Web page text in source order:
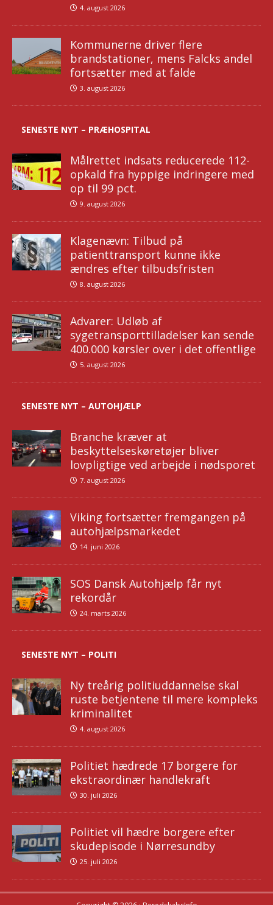
4. august 2026
Kommunerne driver flere
brandstationer, mens Falcks andel
fortsætter med at falde
3. august 2026
SENESTE NYT – PRÆHOSPITAL
Målrettet indsats reducerede 112-
opkald fra hyppige indringere med
op til 99 pct.
9. august 2026
Klagenævn: Tilbud på
patienttransport kunne ikke
ændres efter tilbudsfristen
8. august 2026
Advarer: Udløb af
sygetransporttilladelser kan sende
400.000 kørsler over i det offentlige
5. august 2026
SENESTE NYT – AUTOHJÆLP
Branche kræver at
beskyttelseskøretøjer bliver
lovpligtige ved arbejde i nødsporet
7. august 2026
Viking fortsætter fremgangen på
autohjælpsmarkedet
14. juni 2026
SOS Dansk Autohjælp får nyt
rekordår
24. marts 2026
SENESTE NYT – POLITI
Ny treårig politiuddannelse skal
ruste betjentene til mere kompleks
kriminalitet
4. august 2026
Politiet hædrede 17 borgere for
ekstraordinær handlekraft
30. juli 2026
Politiet vil hædre borgere efter
skudepisode i Nørresundby
25. juli 2026